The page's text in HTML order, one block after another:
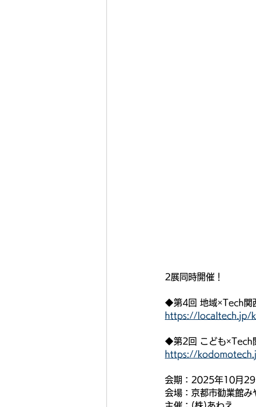
2展同時開催！
◆第4回 地域×Tech関
https://localtech.jp/
◆第2回 こども×Tech
https://
会期：2025年10月
会場：京都市勧業館み